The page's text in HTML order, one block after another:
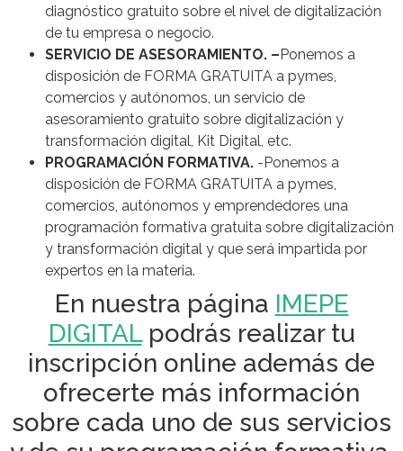
diagnóstico gratuito sobre el nivel de digitalización
de tu empresa o negocio.
SERVICIO DE ASESORAMIENTO. – Ponemos a
disposición de FORMA GRATUITA a pymes,
comercios y autónomos, un servicio de
asesoramiento gratuito sobre digitalización y
transformación digital, Kit Digital, etc.
PROGRAMACIÓN FORMATIVA. -Ponemos a
disposición de FORMA GRATUITA a pymes,
comercios, autónomos y emprendedores una
programación formativa gratuita sobre digitalización
y transformación digital y que será impartida por
expertos en la materia.
En nuestra página IMEPE
DIGITALpodrás realizar tu
inscripción online además de
ofrecerte más información
sobre cada uno de sus servicios